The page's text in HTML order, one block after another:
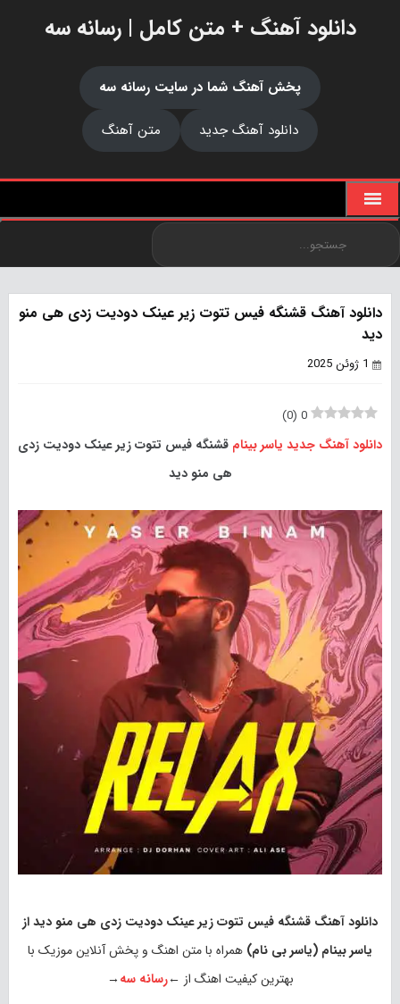
دانلود آهنگ + متن کامل | رسانه سه
پخش آهنگ شما در سایت رسانه سه
دانلود آهنگ جدید
متن آهنگ
دانلود آهنگ قشنگه فیس تتوت زیر عینک دودیت زدی هی منو
دید
1 ژوئن 2025
0
(
0
)
دانلود آهنگ جدید یاسر بینام قشنگه فیس تتوت زیر عینک دودیت زدی
هی منو دید
دانلود آهنگ قشنگه فیس تتوت زیر عینک دودیت زدی هی منو دید از
یاسر بینام (یاسر بی نام) همراه با متن اهنگ و پخش آنلاین موزیک با
بهترین کیفیت اهنگ از ←رسانه سه→